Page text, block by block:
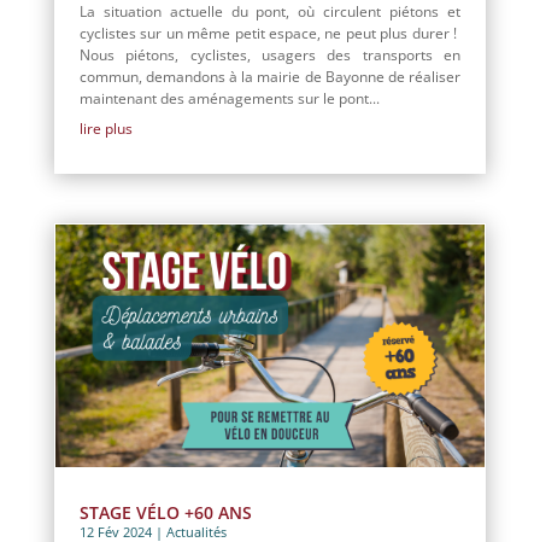
La situation actuelle du pont, où circulent piétons et
cyclistes sur un même petit espace, ne peut plus durer !
Nous piétons, cyclistes, usagers des transports en
commun, demandons à la mairie de Bayonne de réaliser
maintenant des aménagements sur le pont...
lire plus
STAGE VÉLO +60 ANS
12 Fév 2024| Actualités